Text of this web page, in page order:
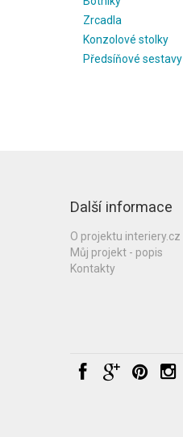
Zrcadla
Konzolové stolky
Předsíňové sestavy
Další informace
O projektu interiery.cz
Můj projekt - popis
Kontakty